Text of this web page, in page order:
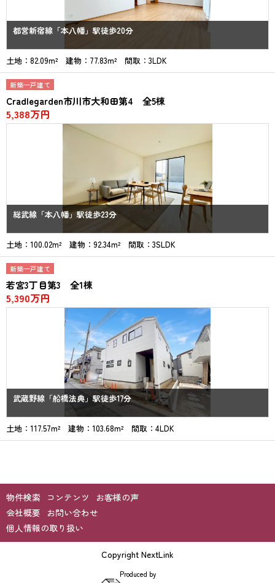
都営新宿線「本八幡」駅徒歩20分
土地：82.09m² 建物：77.83m² 間取：3LDK
新築一戸建て
Cradlegarden市川市大和田第4 全5棟
5,388万円
総武線「本八幡」駅徒歩23分
土地：100.02m² 建物：92.34m² 間取：3SLDK
新築一戸建て
若宮3丁目第3 全1棟
5,390万円
武蔵野線「船橋法典」駅徒歩17分
土地：117.57m² 建物：103.68m² 間取：4LDK
物件検索 コンテンツ
お客様の声
会社概要
お問い合わせ
個人情報の取り扱い
Copyright NextLink
Produced by